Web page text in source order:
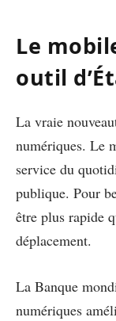
Le
outil
La vraie
numériques. Le
service du
publique. Pour
être plus rapide
déplacement.
La Banque
numériques